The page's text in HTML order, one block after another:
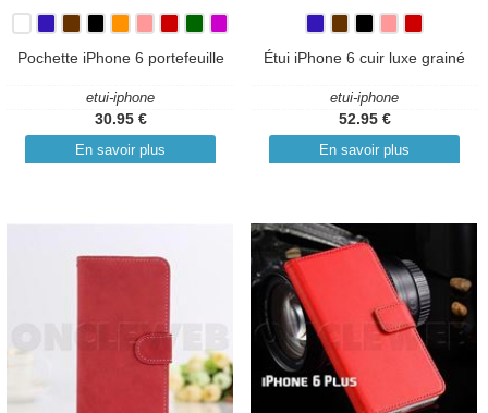
Pochette iPhone 6 portefeuille
etui-iphone
30.95 €
En savoir plus
Étui iPhone 6 cuir luxe grainé
etui-iphone
52.95 €
En savoir plus